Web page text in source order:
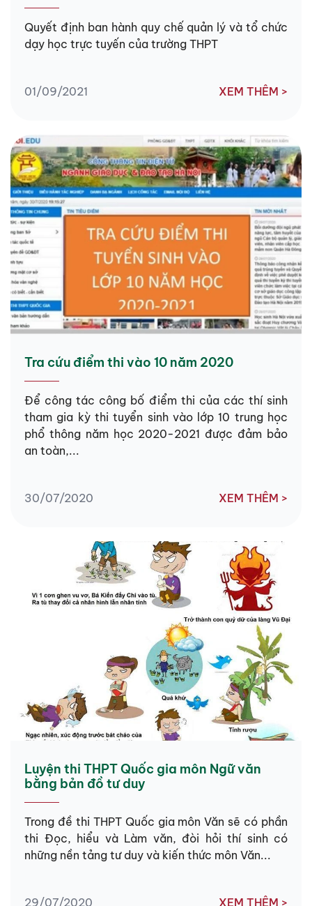
Quyết định ban hành quy chế quản lý và tổ chức
dạy học trực tuyến của trường THPT
01/09/2021 XEM THÊM >
Tra cứu điểm thi vào 10 năm 2020
Để công tác công bố điểm thi của các thí sinh
tham gia kỳ thi tuyển sinh vào lớp 10 trung học
phổ thông năm học 2020-2021 được đảm bảo
an toàn,...
30/07/2020 XEM THÊM >
Luyện thi THPT Quốc gia môn Ngữ văn
bằng bản đồ tư duy
Trong đề thi THPT Quốc gia môn Văn sẽ có phần
thi Đọc, hiểu và Làm văn, đòi hỏi thí sinh có
những nền tảng tư duy và kiến thức môn Văn...
29/07/2020 XEM THÊM >